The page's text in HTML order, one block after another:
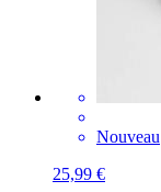
Nouveau
25,99 €